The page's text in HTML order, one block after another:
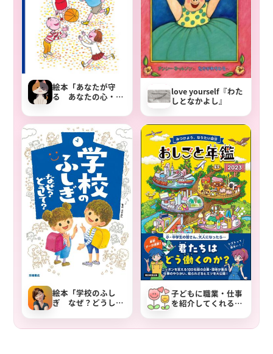
絵本「あなたが守
る あなたの心・あ
の紹介と読み方
love yourself『わた
しとなかよし』
絵本「学校のふし
ぎ なぜ？どうし
疑問に一問一答で答
えていきます。
子どもに職業・仕事
を紹介してくれる図